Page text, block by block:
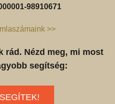
98910671
>>
rád. Nézd meg, mi most
segítség: